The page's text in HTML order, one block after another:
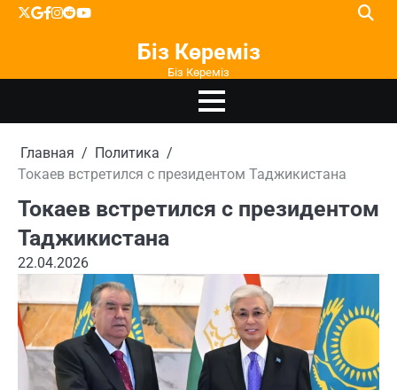
Перейти
X google
facebook
instagram
reddityoutube
Біз Көреміз
Біз Көреміз
Главная
Политика
Токаев встретился с президентом Таджикистана
Токаев встретился с президентом
Таджикистана
22.04.2026